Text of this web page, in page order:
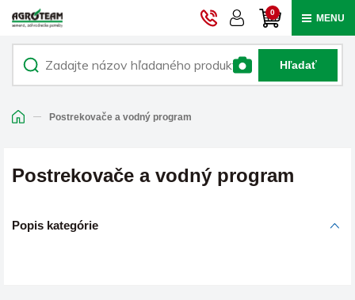
0 MENU
Hľadať
Postrekovače a vodný program
Postrekovače a vodný program
Popis kategórie